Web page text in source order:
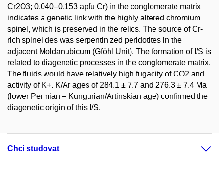
Cr2O3; 0.040–0.153 apfu Cr) in the conglomerate matrix
indicates a genetic link with the highly altered chromium
spinel, which is preserved in the relics. The source of Cr-
rich spinelides was serpentinized peridotites in the
adjacent Moldanubicum (Gföhl Unit). The formation of I/S is
related to diagenetic processes in the conglomerate matrix.
The fluids would have relatively high fugacity of CO2 and
activity of K+. K/Ar ages of 284.1 ± 7.7 and 276.3 ± 7.4 Ma
(lower Permian – Kungurian/Artinskian age) confirmed the
diagenetic origin of this I/S.
Chci studovat